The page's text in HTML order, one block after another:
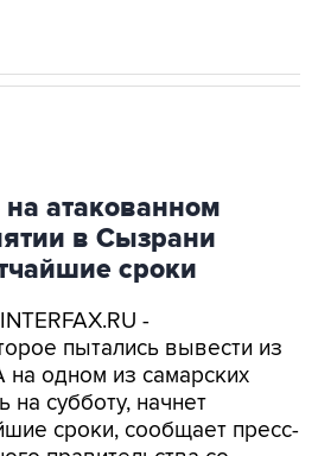
атакованном
в Сызрани
сроки
-
пытались вывести из
одном из самарских
на субботу, начнет
сроки, сообщает пресс-